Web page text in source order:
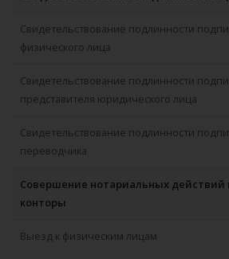
Свидетельствование подлинности
физического лица
Свидетельствование подлинности
представителя юридического лица
Свидетельствование подлинности
переводчика
Совершение нотариальных действий
конторы
Выезд к физическим лицам